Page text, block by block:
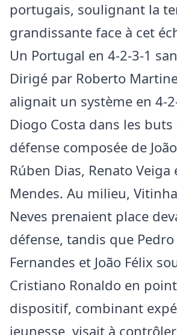
portugais, soulignant la
grandissante face à cet
Un Portugal en 4-2-3-1
Dirigé par Roberto
alignait un système en 4-
Diogo Costa dans les
défense composée de
Rúben Dias, Renato Veiga
Mendes. Au milieu,
Neves prenaient place
défense, tandis que
Fernandes et João Félix
Cristiano Ronaldo en
dispositif, combinant
jeunesse, visait à